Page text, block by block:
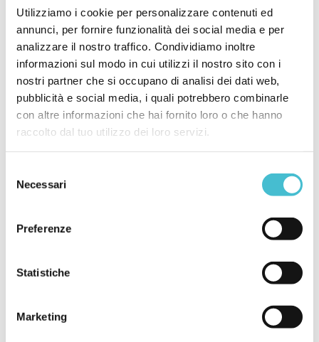
Utilizziamo i cookie per personalizzare contenuti ed
annunci, per fornire funzionalità dei social media e per
analizzare il nostro traffico. Condividiamo inoltre
informazioni sul modo in cui utilizzi il nostro sito con i
nostri partner che si occupano di analisi dei dati web,
pubblicità e social media, i quali potrebbero combinarle
con altre informazioni che hai fornito loro o che hanno
raccolto dal tuo utilizzo dei loro servizi.
delNecessari
Preferenze
Statistiche
Marketing
Consiglio Nazionale Forense
Ordine dei Dottori Commercialisti ed
esperti contabili
In breve
5 ore